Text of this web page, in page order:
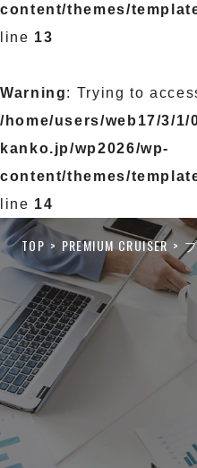
content/themes/
line 13
Warning: Trying to
/home/users/web17/3/1/
kanko.jp/wp2026/wp-
content/themes/
line 14
TOP PREMIUM CRUISER